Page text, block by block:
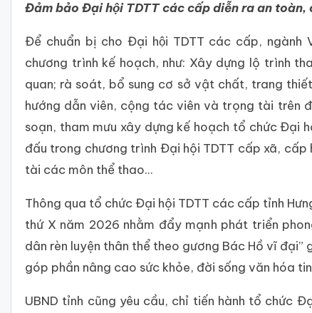
Đảm bảo Đại hội TDTT các cấp diễn ra an toàn,
Để chuẩn bị cho Đại hội TDTT các cấp, ngành
chương trình kế hoạch, như: Xây dựng lộ trình
quan; rà soát, bổ sung cơ sở vật chất, trang
hướng dẫn viên, cộng tác viên và trọng tài trên
soạn, tham mưu xây dựng kế hoạch tổ chức Đại
đấu trong chương trình Đại hội TDTT cấp xã,
tài các môn thể thao...
Thông qua tổ chức Đại hội TDTT các cấp tỉnh
thứ X năm 2026 nhằm đẩy mạnh phát triển
dân rèn luyện thân thể theo gương Bác Hồ vĩ
góp phần nâng cao sức khỏe, đời sống văn hóa
UBND tỉnh cũng yêu cầu, chỉ tiến hành tổ chức